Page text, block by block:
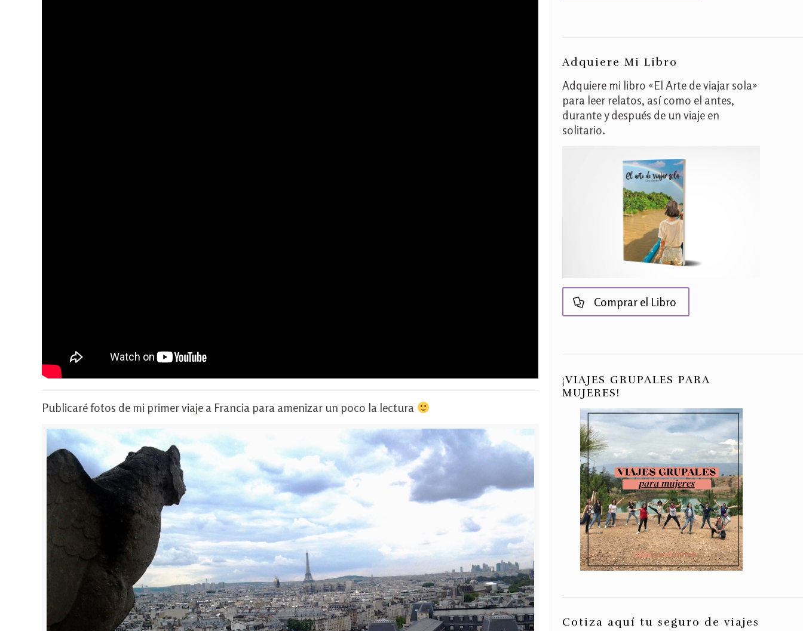
Publicaré fotos de mi primer viaje a Francia para amenizar un poco la lectura
Adquiere Mi Libro
Adquiere mi libro «El Arte de viajar sola»
para leer relatos, así como el antes,
durante y después de un viaje en
solitario.
Comprar el Libro
¡VIAJES GRUPALES PARA
MUJERES!
Cotiza aquí tu seguro de viajes